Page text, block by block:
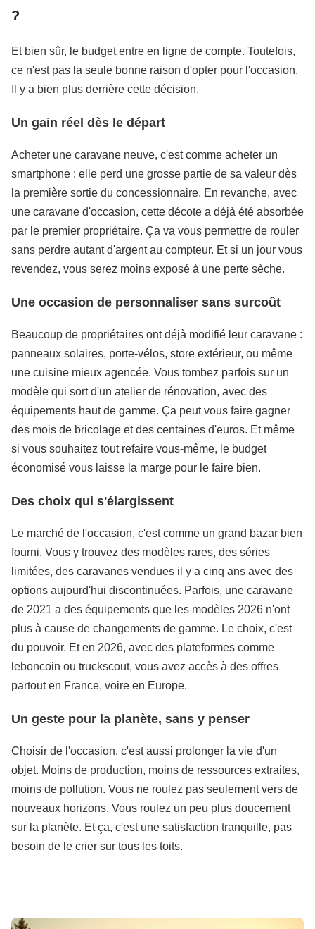
?
Et bien sûr, le budget entre en ligne de compte. Toutefois,
ce n'est pas la seule bonne raison d'opter pour l'occasion.
Il y a bien plus derrière cette décision.
Un gain réel dès le départ
Acheter une caravane neuve, c'est comme acheter un
smartphone : elle perd une grosse partie de sa valeur dès
la première sortie du concessionnaire. En revanche, avec
une caravane d'occasion, cette décote a déjà été absorbée
par le premier propriétaire. Ça va vous permettre de rouler
sans perdre autant d'argent au compteur. Et si un jour vous
revendez, vous serez moins exposé à une perte sèche.
Une occasion de personnaliser sans surcoût
Beaucoup de propriétaires ont déjà modifié leur caravane :
panneaux solaires, porte-vélos, store extérieur, ou même
une cuisine mieux agencée. Vous tombez parfois sur un
modèle qui sort d'un atelier de rénovation, avec des
équipements haut de gamme. Ça peut vous faire gagner
des mois de bricolage et des centaines d'euros. Et même
si vous souhaitez tout refaire vous-même, le budget
économisé vous laisse la marge pour le faire bien.
Des choix qui s'élargissent
Le marché de l'occasion, c'est comme un grand bazar bien
fourni. Vous y trouvez des modèles rares, des séries
limitées, des caravanes vendues il y a cinq ans avec des
options aujourd'hui discontinuées. Parfois, une caravane
de 2021 a des équipements que les modèles 2026 n'ont
plus à cause de changements de gamme. Le choix, c'est
du pouvoir. Et en 2026, avec des plateformes comme
leboncoin ou truckscout, vous avez accès à des offres
partout en France, voire en Europe.
Un geste pour la planète, sans y penser
Choisir de l'occasion, c'est aussi prolonger la vie d'un
objet. Moins de production, moins de ressources extraites,
moins de pollution. Vous ne roulez pas seulement vers de
nouveaux horizons. Vous roulez un peu plus doucement
sur la planète. Et ça, c'est une satisfaction tranquille, pas
besoin de le crier sur tous les toits.